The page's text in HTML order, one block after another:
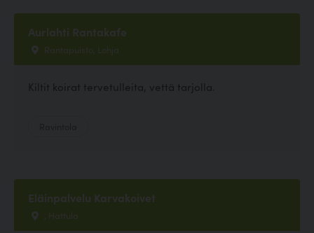
Aurlahti Rantakafe
Rantapuisto, Lohja
Kiltit koirat tervetulleita, vettä tarjolla.
Eläinpalvelu Karvakoivet
, Hattula